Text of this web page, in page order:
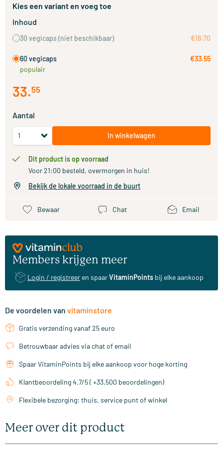
Kies een variant en voeg toe
Inhoud
30 vegicaps (niet beschikbaar) €18.70
60 vegicaps
populair
€33.55
33.55
Aantal
In winkelwagen
Dit product is op voorraad
Voor 21:00 besteld, overmorgen in huis!
Bekijk de lokale voorraad in de buurt
Bewaar Chat Email
Members krijgen meer
Login / registreer en spaarVitaminPoints bij elke aankoop
De voordelen van vitaminstore
Gratis verzending vanaf 25 euro
Betrouwbaar advies via chat of email
Spaar VitaminPoints bij elke aankoop voor hoge korting
Klantbeoordeling 4,7/5 ( +33.500 beoordelingen)
Flexibele bezorging: thuis, service punt of winkel
Meer over dit product